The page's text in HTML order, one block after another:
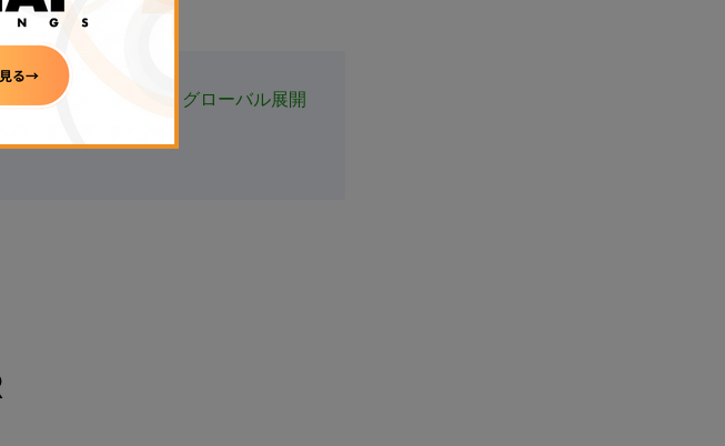
スサービスの拡充とグローバル展開